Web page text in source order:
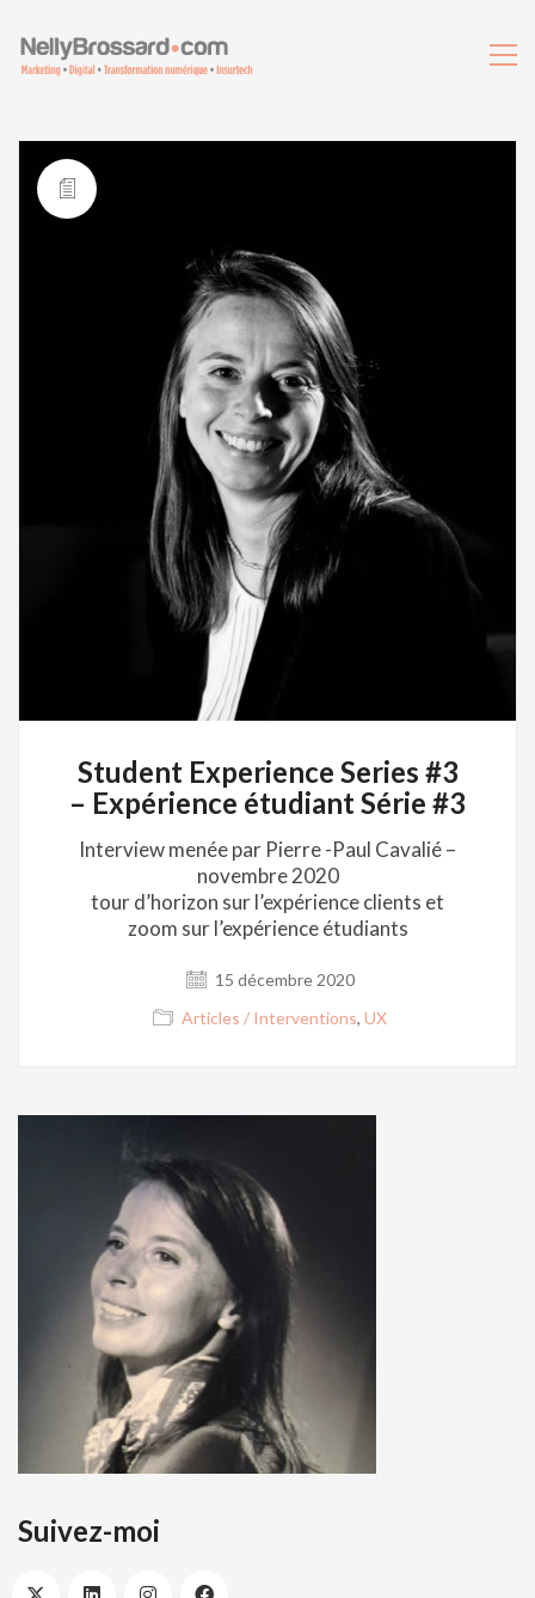
Student Experience Series #3
– Expérience étudiant Série #3
Interview menée par Pierre -Paul Cavalié –
novembre 2020
tour d’horizon sur l’expérience clients et
zoom sur l’expérience étudiants
15 décembre 2020
Articles / Interventions, UX
Suivez-moi